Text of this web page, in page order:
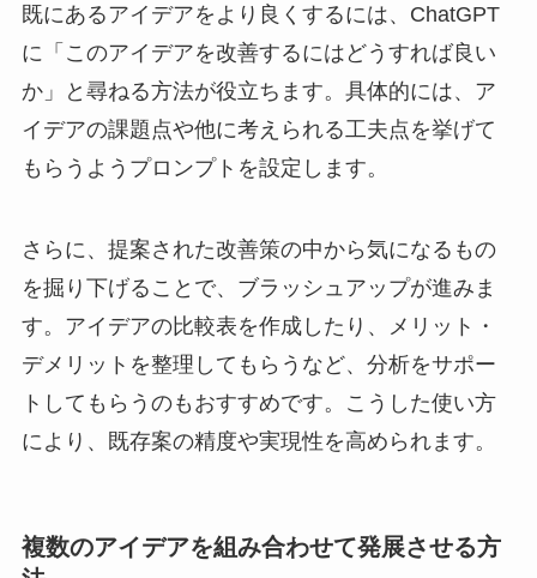
既にあるアイデアをより良くするには、ChatGPT
に「このアイデアを改善するにはどうすれば良い
か」と尋ねる方法が役立ちます。具体的には、ア
イデアの課題点や他に考えられる工夫点を挙げて
もらうようプロンプトを設定します。
さらに、提案された改善策の中から気になるもの
を掘り下げることで、ブラッシュアップが進みま
す。アイデアの比較表を作成したり、メリット・
デメリットを整理してもらうなど、分析をサポー
トしてもらうのもおすすめです。こうした使い方
により、既存案の精度や実現性を高められます。
複数のアイデアを組み合わせて発展させる方